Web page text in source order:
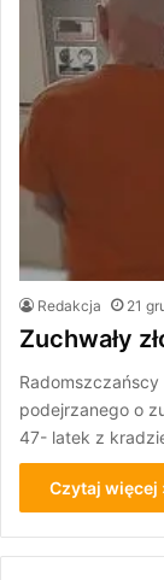
Redakcja 21
Zuchwały
podejrzanego o
47- latek z
Czytaj więcej